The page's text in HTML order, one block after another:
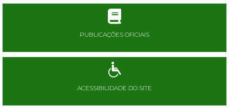
PUBLICAÇÕES OFICIAIS
ACESSIBILIDADE DO SITE